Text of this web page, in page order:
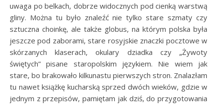
uwaga po belkach, dobrze widocznych pod cienką warstwą
gliny. Można tu było znaleźć nie tylko stare szmaty czy
sztuczna choinkę, ale także globus, na którym polska była
jeszcze pod zaborami, stare rosyjskie znaczki pocztowe w
skórzanych klaserach, okulary dziadka czy „Żywoty
świętych” pisane staropolskim językiem. Nie wiem jak
stare, bo brakowało kilkunastu pierwszych stron. Znalazłam
tu nawet książkę kucharską sprzed dwóch wieków, gdzie w
jednym z przepisów, pamiętam jak dziś, do przygotowania